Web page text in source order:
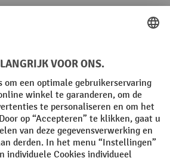
Copyright
Privacy Instellingen
costs and possible delivery charges,